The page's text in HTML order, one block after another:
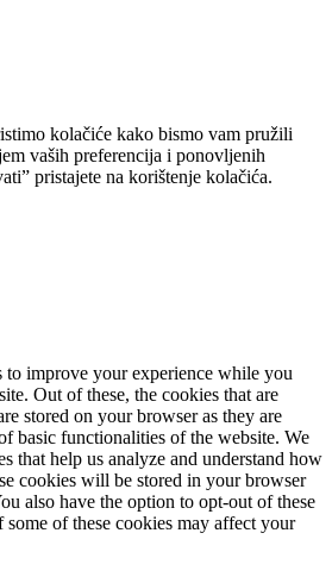
kolačiće kako bismo vam pružili
vaših preferencija i ponovljenih
pristajete na korištenje kolačića.
to improve your experience while you
Out of these, the cookies that are
stored on your browser as they are
basic functionalities of the website. We
that help us analyze and understand how
cookies will be stored in your browser
also have the option to opt-out of these
of these cookies may affect your